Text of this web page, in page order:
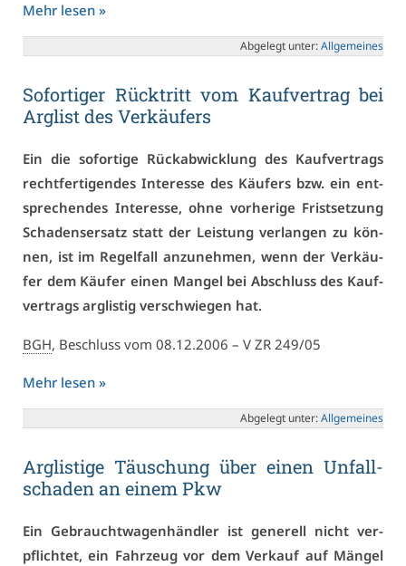
Mehr le­sen »
Ab­ge­legt un­ter:All­ge­mei­nes
So­for­ti­ger Rück­tritt vom Kauf­ver­trag bei
Arg­list des Ver­käu­fers
Ein die so­for­ti­ge Rück­ab­wick­lung des Kauf­ver­trags
recht­fer­ti­gen­des In­ter­es­se des Käu­fers bzw. ein ent­
spre­chen­des In­ter­es­se, oh­ne vor­he­ri­ge Frist­set­zung
Scha­dens­er­satz statt der Leis­tung ver­lan­gen zu kön­
nen, ist im Re­gel­fall an­zu­neh­men, wenn der Ver­käu­
fer dem Käu­fer ei­nen Man­gel bei Ab­schluss des Kauf­
ver­trags arg­lis­tig ver­schwie­gen hat.
BGH, Be­schluss vom 08.12.2006 – V ZR 249/05
Mehr le­sen »
Ab­ge­legt un­ter:All­ge­mei­nes
Arg­lis­ti­ge Täu­schung über ei­nen Un­fall­
scha­den an ei­nem Pkw
Ein Ge­braucht­wa­gen­händ­ler ist ge­ne­rell nicht ver­
pflich­tet, ein Fahr­zeug vor dem Ver­kauf auf Män­gel